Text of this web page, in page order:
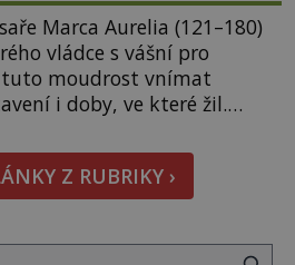
Marca Aurelia (121–180)
vládce s vášní pro
moudrost vnímat
i doby, ve které žil.
že to byl jen životem
muž? Marcus Aurelius
učení, […]
Z RUBRIKY ›